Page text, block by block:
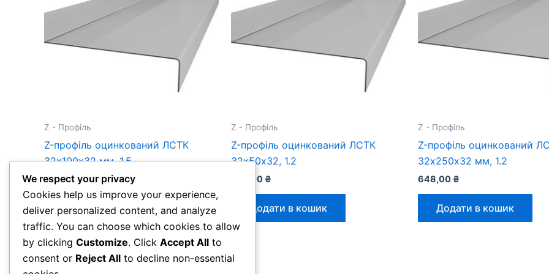
Z - Профіль
Z-профіль оцинкований ЛСТК
32х100х32 мм, 1.5
443,00₴
Додати в кошик
Z - Профіль
Z-профіль оцинкований ЛСТК
32х50х32, 1.2
270,00 ₴
Додати в кошик
Z - Профіль
Z-профіль оцинкований
32х250х32 мм, 1.2
648,00 ₴
Додати в кошик
We respect your privacy
Cookies help us improve your experience,
deliver personalized content, and analyze
traffic. You can choose which cookies to allow
by clicking Customize. Click Accept All to
consent or Reject All to decline non-essential